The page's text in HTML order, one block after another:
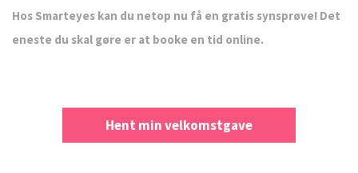
Hos Smarteyes kan du netop nu få en gratis synsprøve! Det
eneste du skal gøre er at booke en tid online.
Hent min velkomstgave